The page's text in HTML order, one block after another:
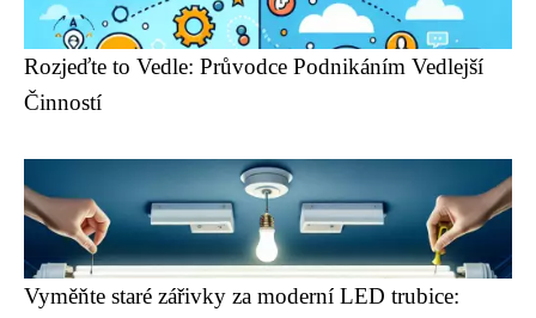
Rozjeďte to Vedle: Průvodce Podnikáním Vedlejší
Činností
Vyměňte staré zářivky za moderní LED trubice: